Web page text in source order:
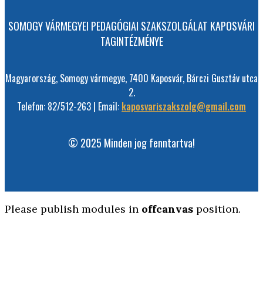
SOMOGY VÁRMEGYEI PEDAGÓGIAI SZAKSZOLGÁLAT KAPOSVÁRI
TAGINTÉZMÉNYE
Magyarország, Somogy vármegye, 7400 Kaposvár, Bárczi Gusztáv utca
2.
Telefon: 82/512-263 | Email: kaposvariszakszolg@gmail.com
© 2025 Minden jog fenntartva!
Please publish modules in offcanvas position.